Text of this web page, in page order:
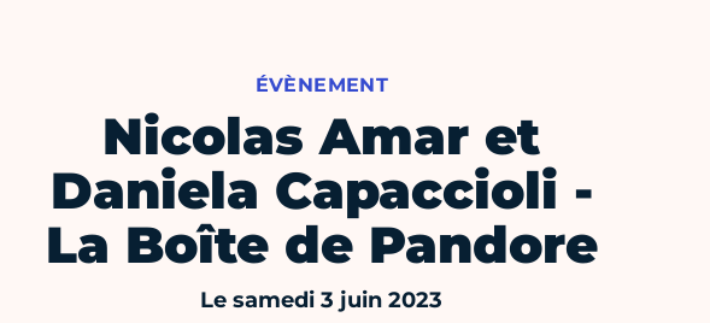
ÉVÈNEMENT
Nicolas Amar et
Daniela Capaccioli -
La Boîte de Pandore
Le samedi 3 juin 2023